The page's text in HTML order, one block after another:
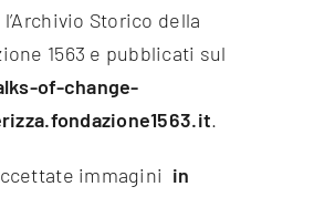
Storico della
1563 e pubblicati sul
of-change-
.
immagini in